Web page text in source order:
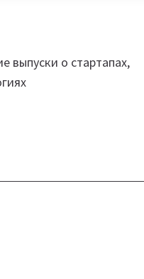
выпуски о стартапах,